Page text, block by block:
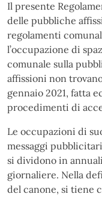
Il presente
delle pubbliche
regolamenti
l’occupazione di
comunale sulla
affissioni non
gennaio 2021, fatta
procedimenti di
Le occupazioni di
messaggi
si dividono in
giornaliere. Nella
del canone, si tiene